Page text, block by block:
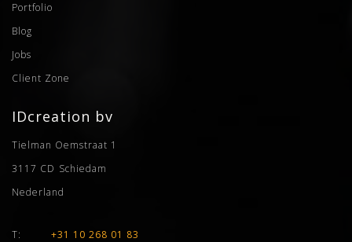
Portfolio
Blog
Jobs
Client Zone
IDcreation bv
Tielman Oemstraat 1
3117 CD Schiedam
Nederland
T:
+31 10 268 01 83